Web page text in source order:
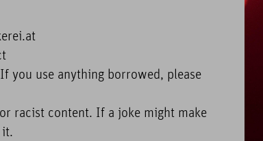
you use anything borrowed, please
racist content. If a joke might make
it.